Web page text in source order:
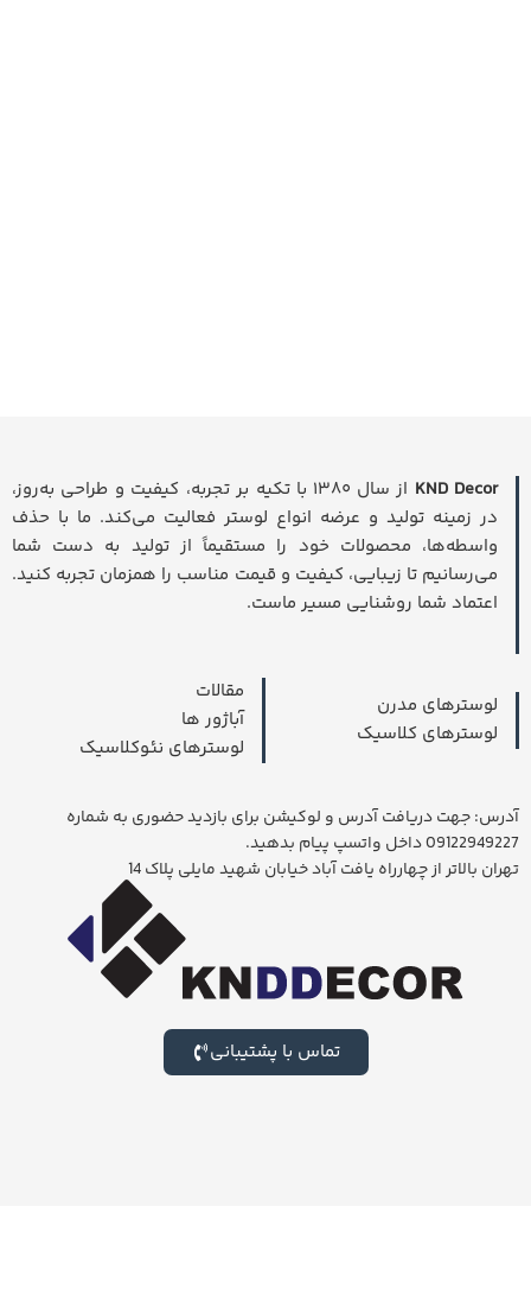
KND Decor
از سال ۱۳۸۰ با تکیه بر تجربه، کیفیت و طراحی به‌روز،
در زمینه تولید و عرضه انواع لوستر فعالیت می‌کند. ما با حذف
واسطه‌ها، محصولات خود را مستقیماً از تولید به دست شما
می‌رسانیم تا زیبایی، کیفیت و قیمت مناسب را همزمان تجربه کنید.
اعتماد شما روشنایی مسیر ماست.
لوسترهای مدرن
لوسترهای کلاسیک
مقالات
آباژور ها
لوسترهای نئوکلاسیک
آدرس: جهت دریافت آدرس و لوکیشن برای بازدید حضوری به شماره
09122949227 داخل واتسپ پیام بدهید.
تهران بالاتر از چهارراه یافت آباد خیابان شهید مایلی پلاک 14
تماس با پشتیبانی